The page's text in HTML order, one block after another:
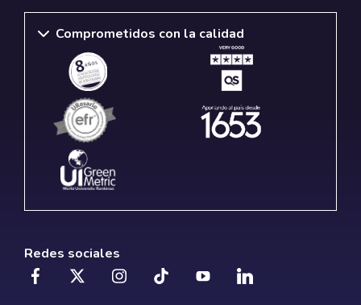
Comprometidos con la calidad
Redes sociales